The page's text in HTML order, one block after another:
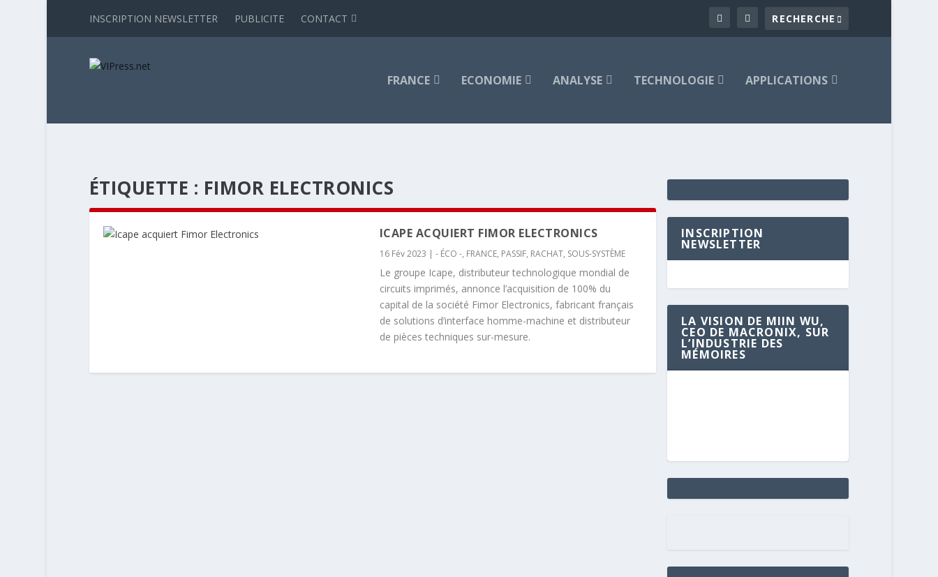
INSCRIPTION NEWSLETTER PUBLICITE CONTACT
FRANCE ECONOMIE ANALYSE TECHNOLOGIE APPLICATIONS
ÉTIQUETTE : FIMOR ELECTRONICS
ICAPE ACQUIERT FIMOR ELECTRONICS
16 Fév 2023 | - ÉCO -, FRANCE, PASSIF, RACHAT, SOUS-SYSTÈME
Le groupe Icape, distributeur technologique mondial de
circuits imprimés, annonce l’acquisition de 100% du
capital de la société Fimor Electronics, fabricant français
de solutions d’interface homme-machine et distributeur
de pièces techniques sur-mesure.
INSCRIPTION
NEWSLETTER
LA VISION DE MIIN WU,
CEO DE MACRONIX, SUR
L’INDUSTRIE DES
MÉMOIRES